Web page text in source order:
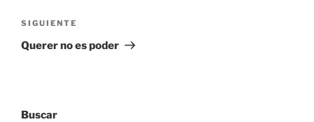
Siguiente
entrada
SIGUIENTE
Querer no es poder
Buscar